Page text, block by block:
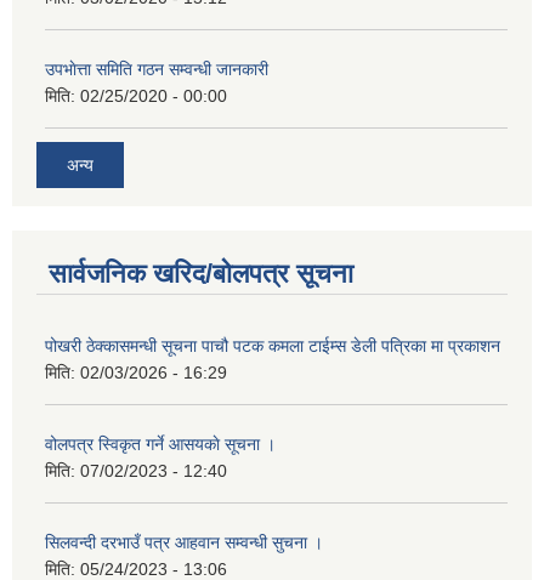
उपभाेत्ता समिति गठन सम्वन्धी जानकारी
मिति: 02/25/2020 - 00:00
अन्य
सार्वजनिक खरिद/बोलपत्र सूचना
पोखरी ठेक्कासमन्धी सूचना पाचौ पटक कमला टाईम्स डेली पत्रिका मा प्रकाशन
मिति: 02/03/2026 - 16:29
वोलपत्र स्विकृत गर्ने आसयकाे सूचना ।
मिति: 07/02/2023 - 12:40
सिलवन्दी दरभाउँ पत्र आहवान सम्वन्धी सुचना ।
मिति: 05/24/2023 - 13:06